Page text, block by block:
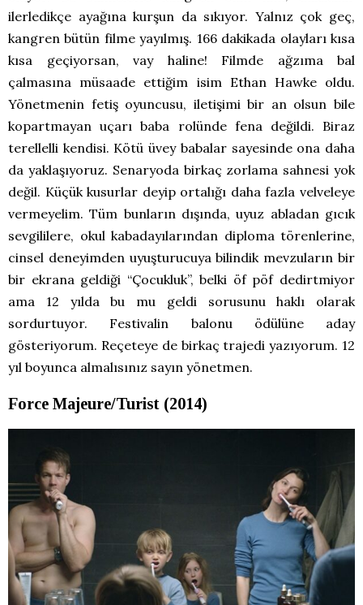
ilerledikçe ayağına kurşun da sıkıyor. Yalnız çok geç,
kangren bütün filme yayılmış. 166 dakikada olayları kısa
kısa geçiyorsan, vay haline! Filmde ağzıma bal
çalmasına müsaade ettiğim isim Ethan Hawke oldu.
Yönetmenin fetiş oyuncusu, iletişimi bir an olsun bile
kopartmayan uçarı baba rolünde fena değildi. Biraz
terellelli kendisi. Kötü üvey babalar sayesinde ona daha
da yaklaşıyoruz. Senaryoda birkaç zorlama sahnesi yok
değil. Küçük kusurlar deyip ortalığı daha fazla velveleye
vermeyelim. Tüm bunların dışında, uyuz abladan gıcık
sevgililere, okul kabadayılarından diploma törenlerine,
cinsel deneyimden uyuşturucuya bilindik mevzuların bir
bir ekrana geldiği “Çocukluk”, belki öf pöf dedirtmiyor
ama 12 yılda bu mu geldi sorusunu haklı olarak
sordurtuyor. Festivalin balonu ödülüne aday
gösteriyorum. Reçeteye de birkaç trajedi yazıyorum. 12
yıl boyunca almalısınız sayın yönetmen.
Force Majeure/Turist (2014)